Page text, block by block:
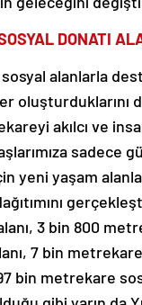
DONATI
alanlarla
oluşturduklarını
akılcı ve
sadece
yeni yaşam
3 bin 800
7 bin
bin metrekare